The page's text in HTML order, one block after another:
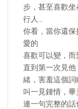
步，甚至喜歡
行人…
你看，當你還
愛的
喜歡可以變，而
直到第一次見
緒，害羞這個
叫一見鍾情，
連一句完整的